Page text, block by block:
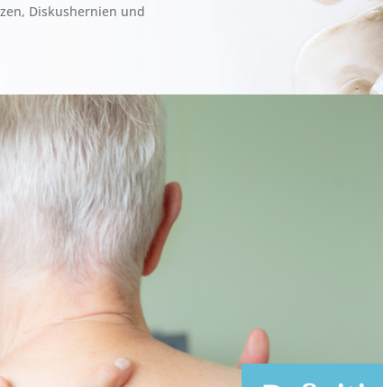
Diskushernien und